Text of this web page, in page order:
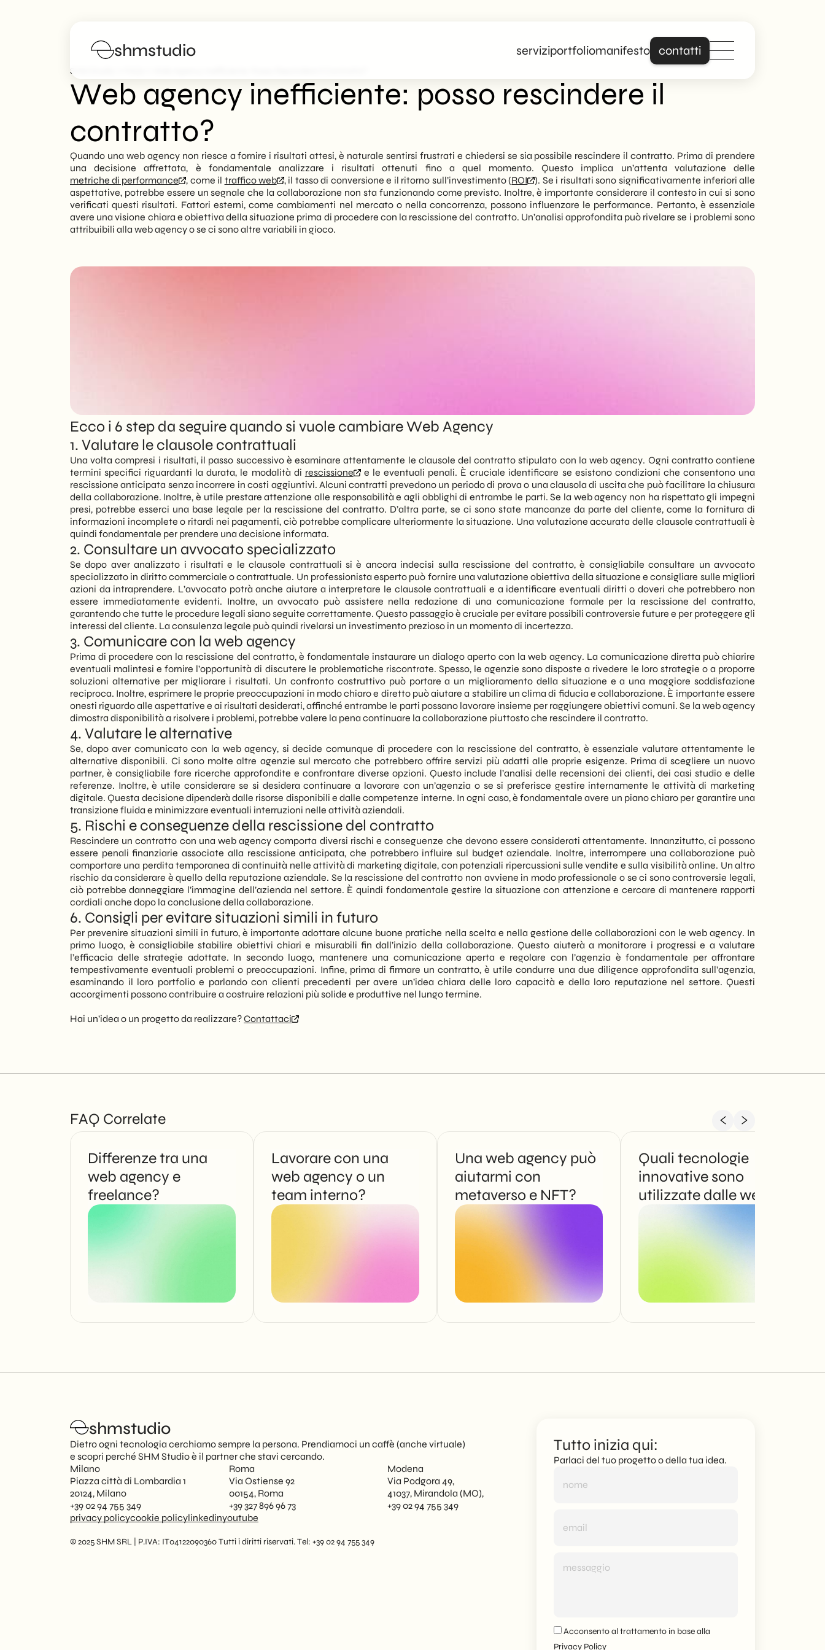
shmstudio serviziportfoliomanifesto contatti
Portfolio
Manifesto
Blog
FAQs
Lavora con noi
parla davvero di
te.
Forte di anni di
SHM Studio
Web agency inefficiente: posso rescindere il
contratto?
Quando una web agency non riesce a fornire i risultati attesi, è naturale sentirsi frustrati e chiedersi se sia possibile rescindere il contratto. Prima di prendere
una decisione affrettata, è fondamentale analizzare i risultati ottenuti fino a quel momento. Questo implica un’attenta valutazione delle
metriche di performance
, come il traffico web , il tasso di conversione e il ritorno sull’investimento (ROI
). Se i risultati sono significativamente inferiori alle
aspettative, potrebbe essere un segnale che la collaborazione non sta funzionando come previsto. Inoltre, è importante considerare il contesto in cui si sono
verificati questi risultati. Fattori esterni, come cambiamenti nel mercato o nella concorrenza, possono influenzare le performance. Pertanto, è essenziale
avere una visione chiara e obiettiva della situazione prima di procedere con la rescissione del contratto. Un’analisi approfondita può rivelare se i problemi sono
attribuibili alla web agency o se ci sono altre variabili in gioco.
Ecco i 6 step da seguire quando si vuole cambiare Web Agency
1. Valutare le clausole contrattuali
Una volta compresi i risultati, il passo successivo è esaminare attentamente le clausole del contratto stipulato con la web agency. Ogni contratto contiene
termini specifici riguardanti la durata, le modalità di rescissione
e le eventuali penali. È cruciale identificare se esistono condizioni che consentono una
rescissione anticipata senza incorrere in costi aggiuntivi. Alcuni contratti prevedono un periodo di prova o una clausola di uscita che può facilitare la chiusura
della collaborazione. Inoltre, è utile prestare attenzione alle responsabilità e agli obblighi di entrambe le parti. Se la web agency non ha rispettato gli impegni
presi, potrebbe esserci una base legale per la rescissione del contratto. D’altra parte, se ci sono state mancanze da parte del cliente, come la fornitura di
informazioni incomplete o ritardi nei pagamenti, ciò potrebbe complicare ulteriormente la situazione. Una valutazione accurata delle clausole contrattuali è
quindi fondamentale per prendere una decisione informata.
2. Consultare un avvocato specializzato
Se dopo aver analizzato i risultati e le clausole contrattuali si è ancora indecisi sulla rescissione del contratto, è consigliabile consultare un avvocato
specializzato in diritto commerciale o contrattuale. Un professionista esperto può fornire una valutazione obiettiva della situazione e consigliare sulle migliori
azioni da intraprendere. L’avvocato potrà anche aiutare a interpretare le clausole contrattuali e a identificare eventuali diritti o doveri che potrebbero non
essere immediatamente evidenti. Inoltre, un avvocato può assistere nella redazione di una comunicazione formale per la rescissione del contratto,
garantendo che tutte le procedure legali siano seguite correttamente. Questo passaggio è cruciale per evitare possibili controversie future e per proteggere gli
interessi del cliente. La consulenza legale può quindi rivelarsi un investimento prezioso in un momento di incertezza.
3. Comunicare con la web agency
Prima di procedere con la rescissione del contratto, è fondamentale instaurare un dialogo aperto con la web agency. La comunicazione diretta può chiarire
eventuali malintesi e fornire l’opportunità di discutere le problematiche riscontrate. Spesso, le agenzie sono disposte a rivedere le loro strategie o a proporre
soluzioni alternative per migliorare i risultati. Un confronto costruttivo può portare a un miglioramento della situazione e a una maggiore soddisfazione
reciproca. Inoltre, esprimere le proprie preoccupazioni in modo chiaro e diretto può aiutare a stabilire un clima di fiducia e collaborazione. È importante essere
onesti riguardo alle aspettative e ai risultati desiderati, affinché entrambe le parti possano lavorare insieme per raggiungere obiettivi comuni. Se la web agency
dimostra disponibilità a risolvere i problemi, potrebbe valere la pena continuare la collaborazione piuttosto che rescindere il contratto.
4. Valutare le alternative
Se, dopo aver comunicato con la web agency, si decide comunque di procedere con la rescissione del contratto, è essenziale valutare attentamente le
alternative disponibili. Ci sono molte altre agenzie sul mercato che potrebbero offrire servizi più adatti alle proprie esigenze. Prima di scegliere un nuovo
partner, è consigliabile fare ricerche approfondite e confrontare diverse opzioni. Questo include l’analisi delle recensioni dei clienti, dei casi studio e delle
referenze. Inoltre, è utile considerare se si desidera continuare a lavorare con un’agenzia o se si preferisce gestire internamente le attività di marketing
digitale. Questa decisione dipenderà dalle risorse disponibili e dalle competenze interne. In ogni caso, è fondamentale avere un piano chiaro per garantire una
transizione fluida e minimizzare eventuali interruzioni nelle attività aziendali.
5. Rischi e conseguenze della rescissione del contratto
Rescindere un contratto con una web agency comporta diversi rischi e conseguenze che devono essere considerati attentamente. Innanzitutto, ci possono
essere penali finanziarie associate alla rescissione anticipata, che potrebbero influire sul budget aziendale. Inoltre, interrompere una collaborazione può
comportare una perdita temporanea di continuità nelle attività di marketing digitale, con potenziali ripercussioni sulle vendite e sulla visibilità online. Un altro
rischio da considerare è quello della reputazione aziendale. Se la rescissione del contratto non avviene in modo professionale o se ci sono controversie legali,
ciò potrebbe danneggiare l’immagine dell’azienda nel settore. È quindi fondamentale gestire la situazione con attenzione e cercare di mantenere rapporti
cordiali anche dopo la conclusione della collaborazione.
6. Consigli per evitare situazioni simili in futuro
Per prevenire situazioni simili in futuro, è importante adottare alcune buone pratiche nella scelta e nella gestione delle collaborazioni con le web agency. In
primo luogo, è consigliabile stabilire obiettivi chiari e misurabili fin dall’inizio della collaborazione. Questo aiuterà a monitorare i progressi e a valutare
l’efficacia delle strategie adottate. In secondo luogo, mantenere una comunicazione aperta e regolare con l’agenzia è fondamentale per affrontare
tempestivamente eventuali problemi o preoccupazioni. Infine, prima di firmare un contratto, è utile condurre una due diligence approfondita sull’agenzia,
esaminando il loro portfolio e parlando con clienti precedenti per avere un’idea chiara delle loro capacità e della loro reputazione nel settore. Questi
accorgimenti possono contribuire a costruire relazioni più solide e produttive nel lungo termine.
Hai un’idea o un progetto da realizzare?Contattaci
FAQ Correlate
Differenze tra una
web agency e
freelance?
Lavorare con una
web agency o un
team interno?
Una web agency può
aiutarmi con
metaverso e NFT?
Quali tecnologie
innovative sono
utilizzate dalle web
shmstudio
Dietro ogni tecnologia cerchiamo sempre la persona. Prendiamoci un caffè (anche virtuale)
e scopri perché SHM Studio è il partner che stavi cercando.
Milano
Piazza città di Lombardia 1
20124, Milano
+39 02 94 755 349
Roma
Via Ostiense 92
00154, Roma
+39 327 896 96 73
Modena
Via Podgora 49,
41037, Mirandola (MO),
+39 02 94 755 349
privacy policycookie policylinkedinyoutube
© 2025 SHM SRL | P.IVA: IT04122090360 Tutti i diritti riservati. Tel: +39 02 94 755 349
Tutto inizia qui:
Parlaci del tuo progetto o della tua idea.
Acconsento al trattamento in base alla
Privacy Policy